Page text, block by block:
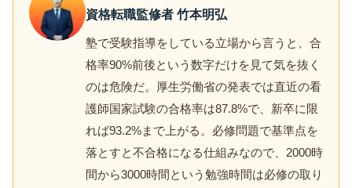
資格転職監修者 竹本明弘
塾で受験指導をしている立場から言うと、合
格率90%前後という数字だけを見て気を抜く
のは危険だ。厚生労働省の発表では直近の看
護師国家試験の合格率は87.8%で、新卒に限
れば93.2%まで上がる。必修問題で基準点を
落とすと不合格になる仕組みなので、2000時
間から3000時間という勉強時間は必修の取り